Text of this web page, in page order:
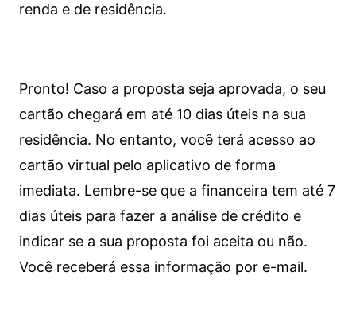
renda e de residência.
Pronto! Caso a proposta seja aprovada, o seu
cartão chegará em até 10 dias úteis na sua
residência. No entanto, você terá acesso ao
cartão virtual pelo aplicativo de forma
imediata. Lembre-se que a financeira tem até 7
dias úteis para fazer a análise de crédito e
indicar se a sua proposta foi aceita ou não.
Você receberá essa informação por e-mail.